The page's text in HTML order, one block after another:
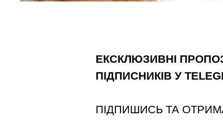
ЕКСКЛЮЗИВНІ
ПІДПИСНИКІВ У
ПІДПИШИСЬ ТА